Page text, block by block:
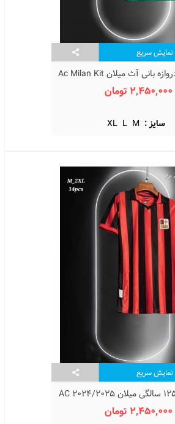
نمایش سریع
کیت پلیری دروازه بانی آث میلان Ac Milan Kit
GoalKeeper 2025
2,450,000 تومان
سایز : M
L
XL
نمایش سریع
کیت پلیری 125 سالگی میلان 2024/2025 AC
Milan 125 YO Kit Player
2,450,000 تومان